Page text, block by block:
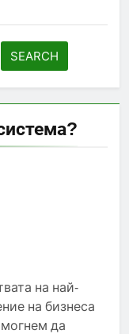
на най-
на бизнеса
да